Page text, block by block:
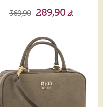
369,90 289,90zł